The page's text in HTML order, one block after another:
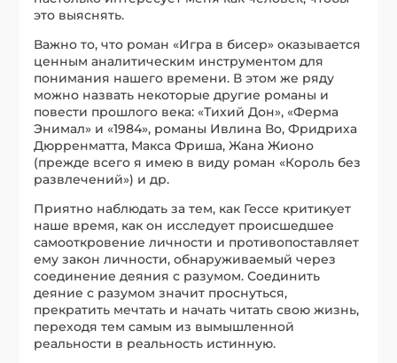
это выяснять.
Важно то, что роман «Игра в бисер» оказывается
ценным аналитическим инструментом для
понимания нашего времени. В этом же ряду
можно назвать некоторые другие романы и
повести прошлого века: «Тихий Дон», «Ферма
Энимал» и «1984», романы Ивлина Во, Фридриха
Дюрренматта, Макса Фриша, Жана Жионо
(прежде всего я имею в виду роман «Король без
развлечений») и др.
Приятно наблюдать за тем, как Гессе критикует
наше время, как он исследует происшедшее
самооткровение личности и противопоставляет
ему закон личности, обнаруживаемый через
соединение деяния с разумом. Соединить
деяние с разумом значит проснуться,
прекратить мечтать и начать читать свою жизнь,
переходя тем самым из вымышленной
реальности в реальность истинную.